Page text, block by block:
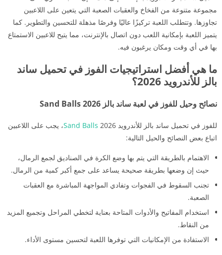
مجموعة متنوعة من الفخاخ والعقبات الصعبة التي يتعين على اللاعبين
تجاوزها. وتتطلب اللعبة تركيزًا عاليًا وفرصًا مذهلة للتحسين والتطوير. كما
يتميز اللعبة بإمكانية اللعب دون اتصال بالإنترنت، مما يتيح للاعبين الاستمتاع
بها في أي وقت ومكان يرغبون فيه.
ما هي أفضل استراتيجيات الفوز في تحميل ساند
بالز للأندرويد 2026؟
نصائح وحيل للفوز في لعبة ساند بالز Sand Balls 2026
للفوز في تحميل ساند بالز للأندرويد Sand Balls2026، يجب على اللاعبين
اتباع بعض النصائح والحيل التالية:
الاهتمام بالطريقة التي يتم بها وضع الكرة في الصناديق لجمع الرمال،
حيث إن وضعها بطريقة صحيحة يساعد على جمع أكبر كمية من الرمال.
تجنب السقوط في الفجوات وتفادي المواجهة المباشرة مع العقبات
الصعبة.
استخدام المفاتيح والأدوات المتاحة بعناية لتخطي المراحل وتجميع المزيد
من النقاط.
الاستفادة من الإمكانيات التي توفرها اللعبة لتحسين مستوى الأداء.